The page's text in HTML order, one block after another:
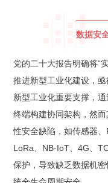
数据安
党的二十大报告明确将“
推进新型工业化建设，
新型工业化重要支撑，
终端构建协同架构，然
性安全缺陷，如传感器
LoRa、NB-IoT、4G、
保护，导致缺乏数据机